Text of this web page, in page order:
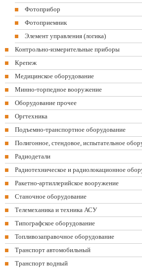
Фотоприбор
Фотоприемник
Элемент управления (логика)
Контрольно-измерительные приборы
Крепеж
Медицинское оборудование
Минно-торпедное вооружение
Оборудование прочее
Оргтехника
Подъемно-транспортное оборудование
Полигонное, стендовое, испытательное
Радиодетали
Радиотехническое и радиолокационное
Ракетно-артиллерийское вооружение
Станочное оборудование
Телемеханика и техника АСУ
Типографское оборудование
Топливозаправочное оборудование
Транспорт автомобильный
Транспорт водный